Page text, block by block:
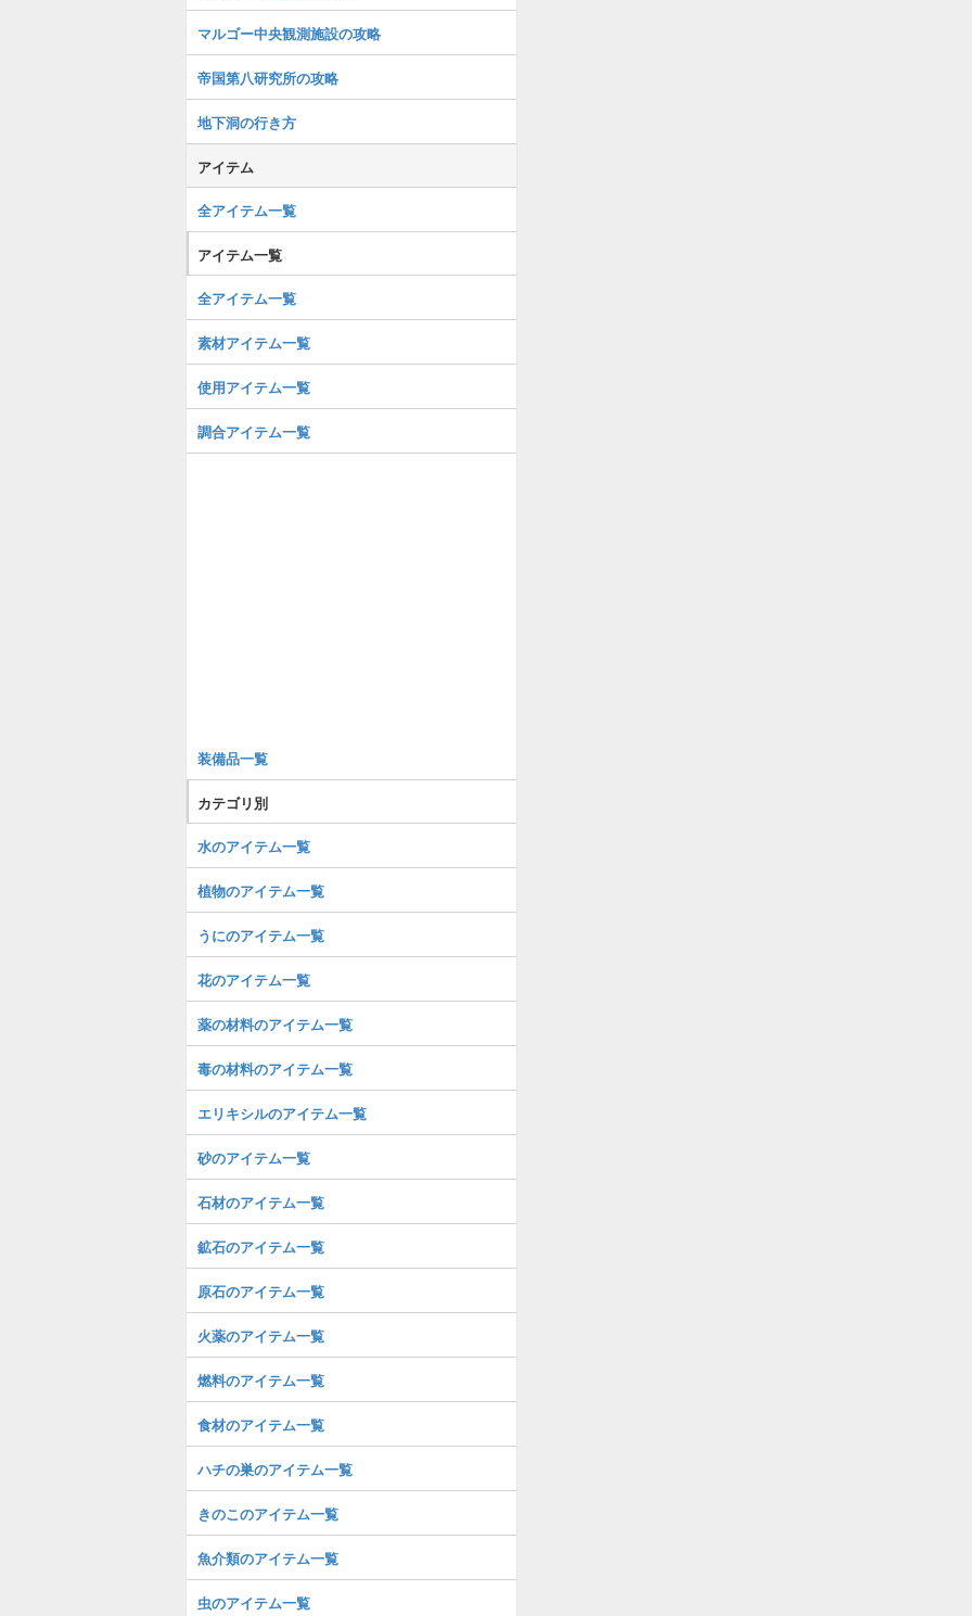
マルゴー中央観測施設の攻略
帝国第八研究所の攻略
地下洞の行き方
アイテム
全アイテム一覧
アイテム一覧
全アイテム一覧
素材アイテム一覧
使用アイテム一覧
調合アイテム一覧
装備品一覧
カテゴリ別
水のアイテム一覧
植物のアイテム一覧
うにのアイテム一覧
花のアイテム一覧
薬の材料のアイテム一覧
毒の材料のアイテム一覧
エリキシルのアイテム一覧
砂のアイテム一覧
石材のアイテム一覧
鉱石のアイテム一覧
原石のアイテム一覧
火薬のアイテム一覧
燃料のアイテム一覧
食材のアイテム一覧
ハチの巣のアイテム一覧
きのこのアイテム一覧
魚介類のアイテム一覧
虫のアイテム一覧